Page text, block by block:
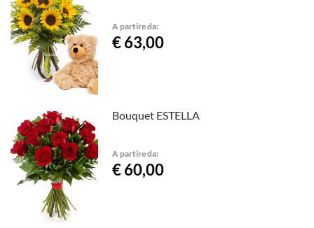
A partire da:
€ 63,00
Bouquet ESTELLA
A partire da:
€ 60,00